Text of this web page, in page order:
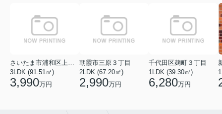
さいたま市浦和区上木崎５丁目
3LDK (91.51㎡)
3,990万円
朝霞市三原３丁目
2LDK (67.20㎡)
2,990万円
千代田区麹町３丁目
1LDK (39.30㎡)
6,280万円